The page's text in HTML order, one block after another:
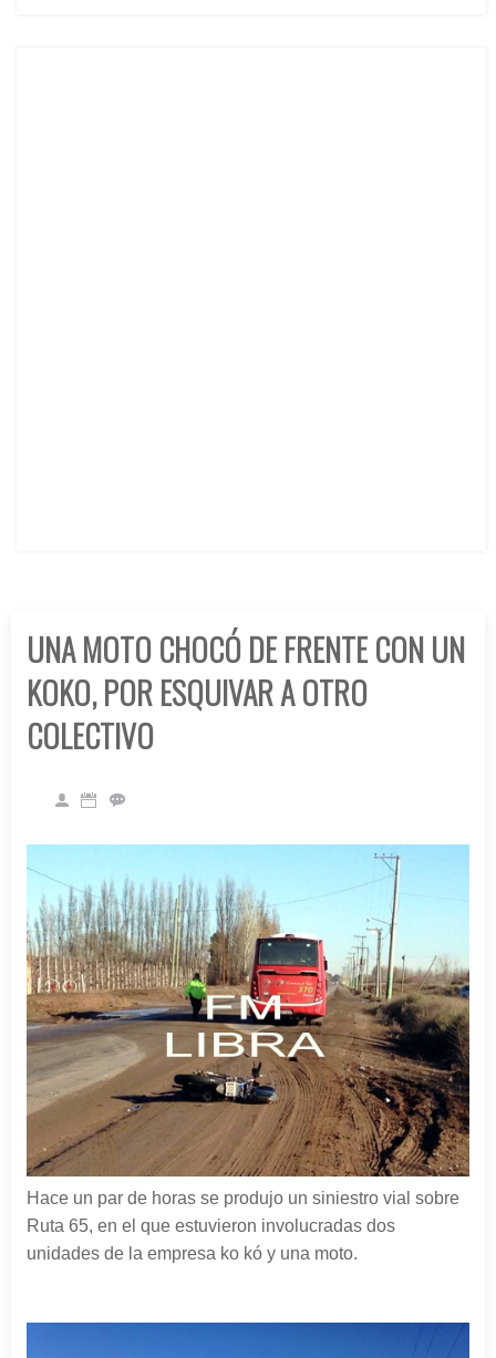
UNA MOTO CHOCÓ DE FRENTE CON UN
KOKO, POR ESQUIVAR A OTRO
COLECTIVO
Hace un par de horas se produjo un siniestro vial sobre
Ruta 65, en el que estuvieron involucradas dos
unidades de la empresa ko kó y una moto.